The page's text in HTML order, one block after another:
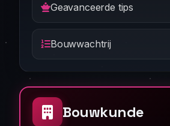
Geavanceerde tips
Bouwwachtrij
Bouwkunde